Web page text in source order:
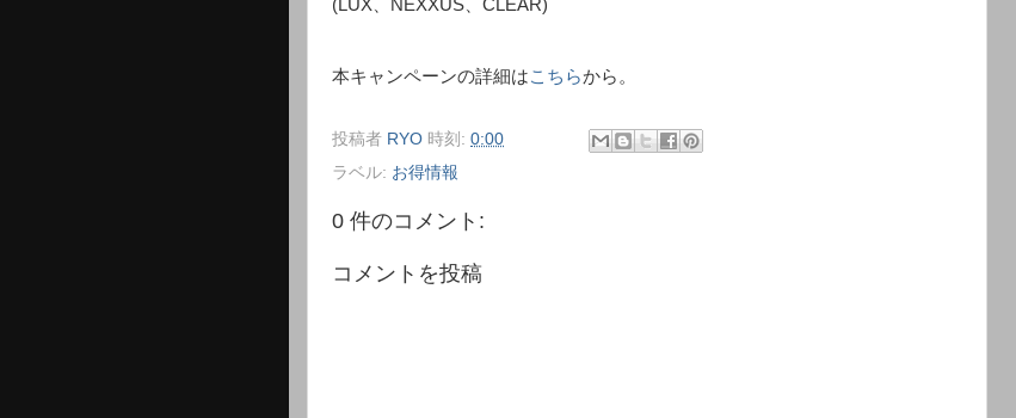
(LUX、NEXXUS、CLEAR)
本キャンペーンの詳細はこちらから。
投稿者 RYO 時刻: 0:00
ラベル: お得情報
0 件のコメント:
コメントを投稿